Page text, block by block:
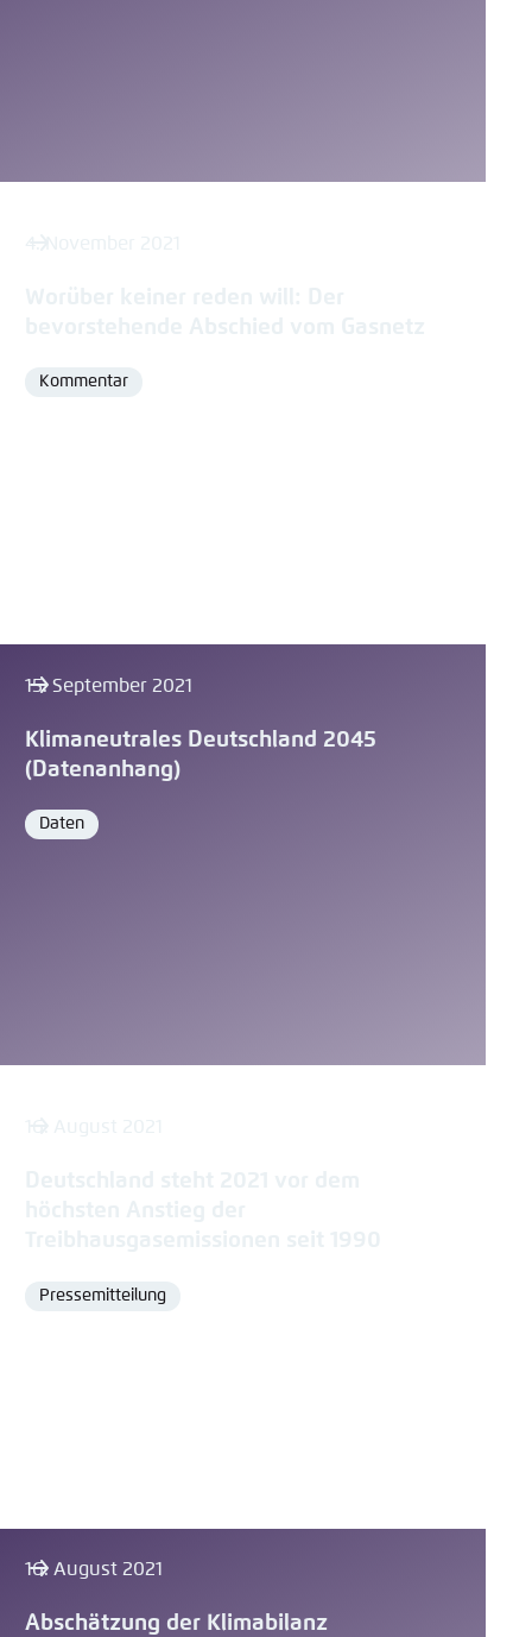
Format
Kommentar
15. September 2021
Klimaneutrales Deutschland 2045
(Datenanhang)
Format
Daten
Format
Pressemitteilung
16. August 2021
Abschätzung der Klimabilanz